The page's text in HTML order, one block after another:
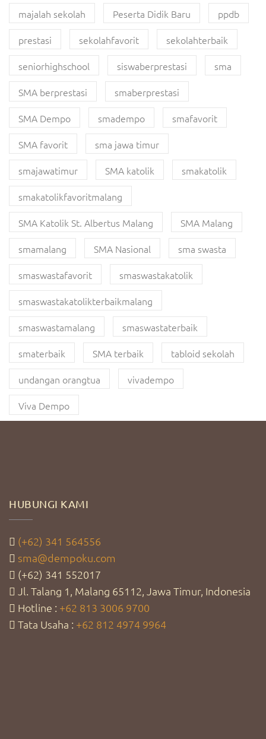
majalah sekolah
Peserta Didik Baru
ppdb
prestasi
sekolahfavorit
sekolahterbaik
seniorhighschool
siswaberprestasi
sma
SMA berprestasi
smaberprestasi
SMA Dempo
smadempo
smafavorit
SMA favorit
sma jawa timur
smajawatimur
SMA katolik
smakatolik
smakatolikfavoritmalang
SMA Katolik St. Albertus Malang
SMA Malang
smamalang
SMA Nasional
sma swasta
smaswastafavorit
smaswastakatolik
smaswastakatolikterbaikmalang
smaswastamalang
smaswastaterbaik
smaterbaik
SMA terbaik
tabloid sekolah
undangan orangtua
vivadempo
Viva Dempo
HUBUNGI KAMI
(+62) 341 564556
sma@dempoku.com
(+62) 341 552017
Jl. Talang 1, Malang 65112, Jawa Timur, Indonesia
Hotline : +62 813 3006 9700
Tata Usaha : +62 812 4974 9964